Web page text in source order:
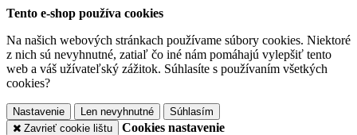
Tento e-shop používa cookies
Na našich webových stránkach používame súbory cookies. Niektoré
z nich sú nevyhnutné, zatiaľ čo iné nám pomáhajú vylepšiť tento
web a váš užívateľský zážitok. Súhlasíte s používaním všetkých
cookies?
Nastavenie Len nevyhnutné
Súhlasím
Zavrieť cookie lištu
Cookies nastavenie